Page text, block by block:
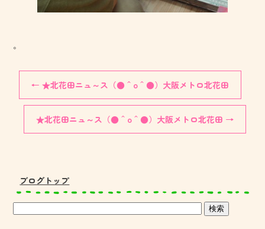
。
← ★北花田ニュ～ス（●＾o＾●）大阪メトロ北花田
★北花田ニュ～ス（●＾o＾●）大阪メトロ北花田 →
ブログトップ